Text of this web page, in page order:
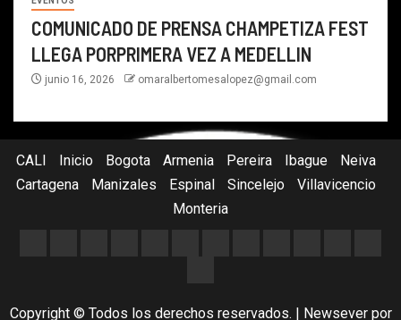
COMUNICADO DE PRENSA CHAMPETIZA FEST
LLEGA PORPRIMERA VEZ A MEDELLIN
junio 16, 2026 omaralbertomesalopez@gmail.com
CALI Inicio Bogota Armenia Pereira Ibague
Neiva
Cartagena
Manizales Espinal Sincelejo
Villavicencio
Monteria
Copyright © Todos los derechos reservados. | Newseverpor